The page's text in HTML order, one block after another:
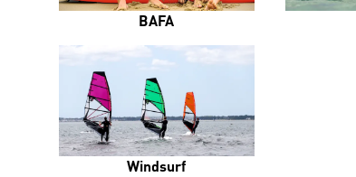
BAFA
Windsurf